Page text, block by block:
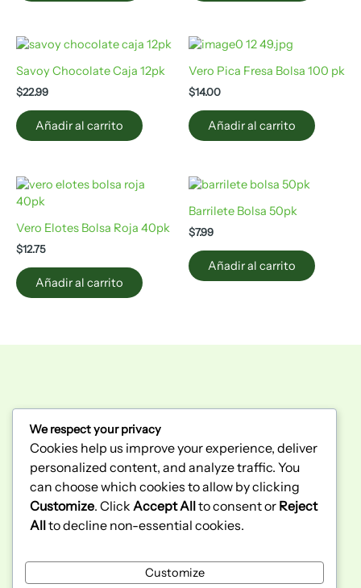
Savoy Chocolate Caja 12pk
$22.99
Añadir al carrito
Vero Pica Fresa Bolsa 100 pk
$14.00
Añadir al carrito
Vero Elotes Bolsa Roja 40pk
$12.75
Añadir al carrito
Barrilete Bolsa 50pk
$7.99
Añadir al carrito
300 Bunting Rd unit 2
St. Catharines, ON
L2M 3Y3
(289) 362-2943
Politicas de Privacidad Wholesale
We respect your privacy
Cookies help us improve your experience, deliver
personalized content, and analyze traffic. You
can choose which cookies to allow by clicking
Customize. Click Accept Allto consent or Reject
Allto decline non-essential cookies.
Customize